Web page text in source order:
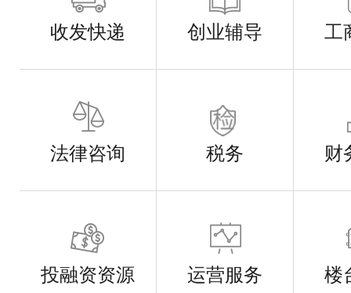
收发快递 创业辅导 工
法律咨询 税务 财
投融资资源 运营服务 楼